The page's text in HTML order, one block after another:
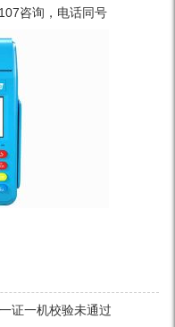
咨询，电话同号
证一机校验未通过